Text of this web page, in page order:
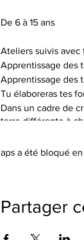
De 6 à 15 ans
Ateliers suivis avec
Apprentissage des
Apprentissage des
Tu élaboreras tes
Dans un cadre de
terre différente à
Tu auras à ta
Pas de cotisation
a été bloqué
Partager